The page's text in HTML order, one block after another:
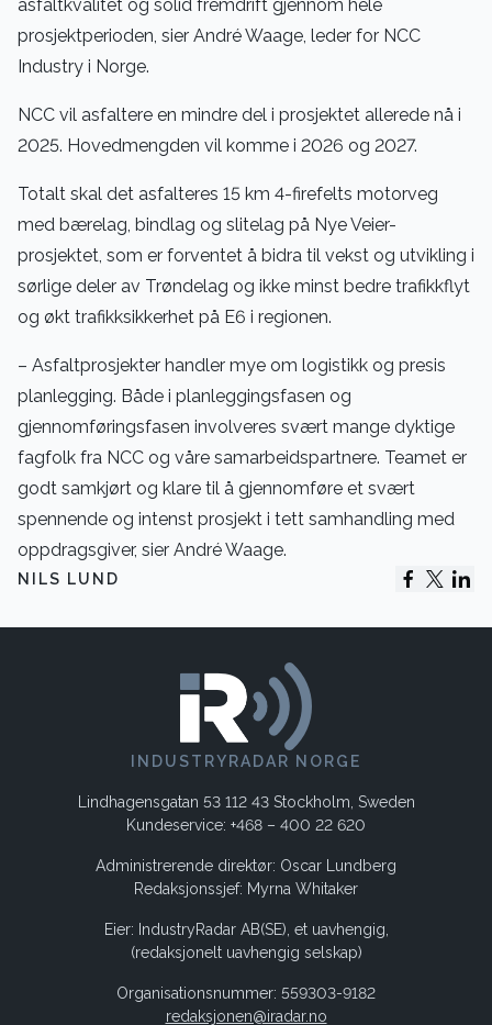
asfaltkvalitet og solid fremdrift gjennom hele
prosjektperioden, sier André Waage, leder for NCC
Industry i Norge.
NCC vil asfaltere en mindre del i prosjektet allerede nå i
2025. Hovedmengden vil komme i 2026 og 2027.
Totalt skal det asfalteres 15 km 4-firefelts motorveg
med bærelag, bindlag og slitelag på Nye Veier-
prosjektet, som er forventet å bidra til vekst og utvikling i
sørlige deler av Trøndelag og ikke minst bedre trafikkflyt
og økt trafikksikkerhet på E6 i regionen.
– Asfaltprosjekter handler mye om logistikk og presis
planlegging. Både i planleggingsfasen og
gjennomføringsfasen involveres svært mange dyktige
fagfolk fra NCC og våre samarbeidspartnere. Teamet er
godt samkjørt og klare til å gjennomføre et svært
spennende og intenst prosjekt i tett samhandling med
oppdragsgiver, sier André Waage.
NILS LUND
INDUSTRYRADAR NORGE
Lindhagensgatan 53 112 43 Stockholm, Sweden
Kundeservice: +468 – 400 22 620
Administrerende direktør: Oscar Lundberg
Redaksjonssjef: Myrna Whitaker
Eier: IndustryRadar AB(SE), et uavhengig,
(redaksjonelt uavhengig selskap)
Organisationsnummer: 559303-9182
redaksjonen@iradar.no